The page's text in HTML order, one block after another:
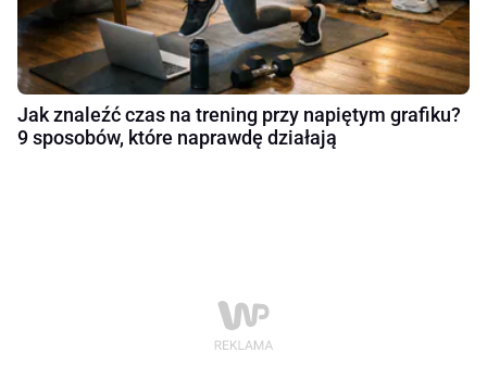
Jak znaleźć czas na trening przy napiętym grafiku?
9 sposobów, które naprawdę działają